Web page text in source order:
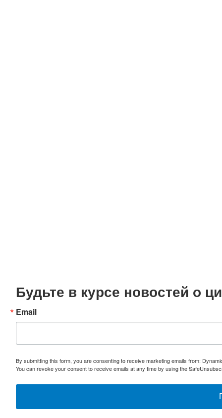
Будьте в курсе новостей о
Email
By submitting this form, you are consenting to receive marketing emails from:
You can revoke your consent to receive emails at any time by using the